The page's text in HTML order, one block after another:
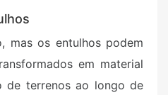
mas os entulhos podem
em material
de terrenos ao longo de